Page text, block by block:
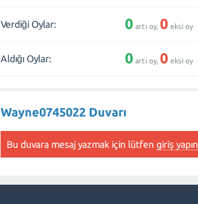
Verdiği Oylar: 0 artı oy,0 eksi oy
Aldığı Oylar: 0 artı oy,0 eksi oy
Wayne0745022 Duvarı
Bu duvara mesaj yazmak için lütfengiriş yapın